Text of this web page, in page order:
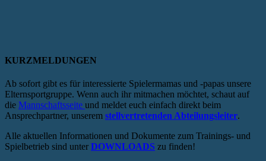
KURZMELDUNGEN
Ab sofort gibt es für interessierte Spielermamas und -papas unsere
Elternsportgruppe. Wenn auch ihr mitmachen möchtet, schaut auf
die Mannschaftsseite und meldet euch einfach direkt beim
Ansprechpartner, unserem stellvertretenden Abteilungsleiter.
Alle aktuellen Informationen und Dokumente zum Trainings- und
Spielbetrieb sind unter DOWNLOADS zu finden!